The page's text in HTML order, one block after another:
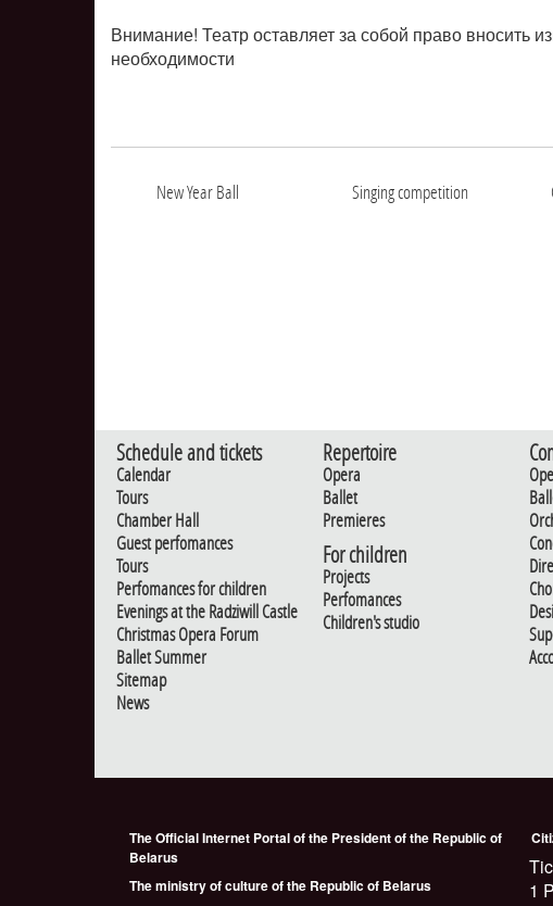
Внимание! Театр оставляет за собой право вносить
необходимости
New Year Ball
Singing competition
Schedule and tickets
Calendar
Tours
Chamber Hall
Guest perfomances
Tours
Perfomances for children
Evenings at the Radziwill Castle
Christmas Opera Forum
Ballet Summer
Sitemap
News
Repertoire
Opera
Ballet
Premieres
For children
Projects
Perfomances
Children's studio
The Official Internet Portal of the President of the Republic of
Belarus
The ministry of culture of the Republic of Belarus
1